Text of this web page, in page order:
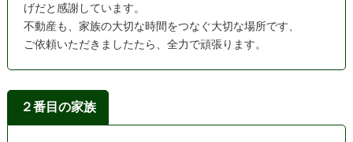
げだと感謝しています。
不動産も、家族の大切な時間をつなぐ大切な場所です、
ご依頼いただきましたたら、全力で頑張ります。
２番目の家族